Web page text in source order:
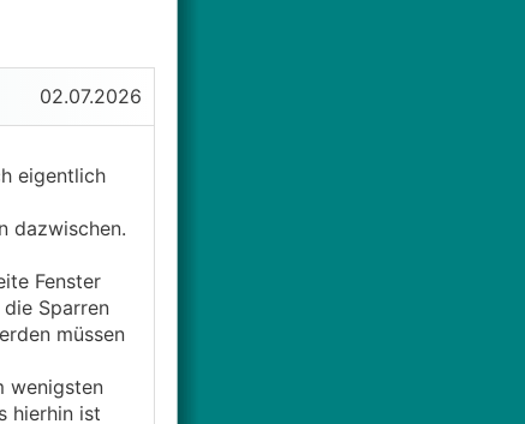
02.07.2026
eigentlich
dazwischen.
Fenster
Sparren
müssen
wenigsten
hierhin ist